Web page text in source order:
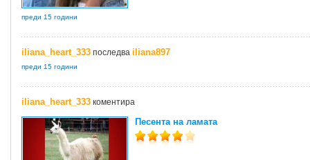
преди 15 години
iliana_heart_333 последва iliana897
преди 15 години
iliana_heart_333 коментира
Песента на ламата